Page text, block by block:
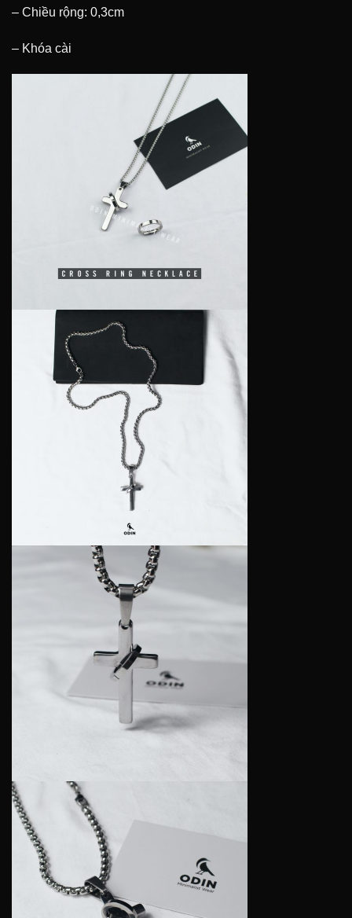
– Chiều rộng: 0,3cm
– Khóa cài